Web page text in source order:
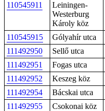
110545911
Leiningen-
Westerburg
Károly köz
110545915 Gólyahír utca
111492950
Sellő utca
111492951
Fogas utca
111492952
Keszeg köz
111492954
Bácskai utca
111492955
Csokonai köz